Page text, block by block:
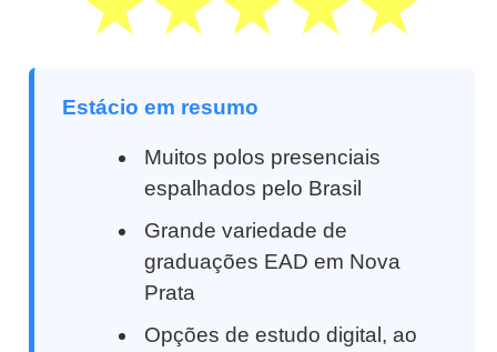
Estácio em resumo
Muitos polos presenciais
espalhados pelo Brasil
Grande variedade de
graduações EAD em Nova
Prata
Opções de estudo digital, ao